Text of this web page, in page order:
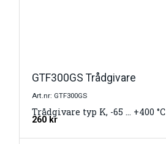
GTF300GS Trådgivare
Art.nr: GTF300GS
Trådgivare typ K, -65 … +400 °C
260 kr